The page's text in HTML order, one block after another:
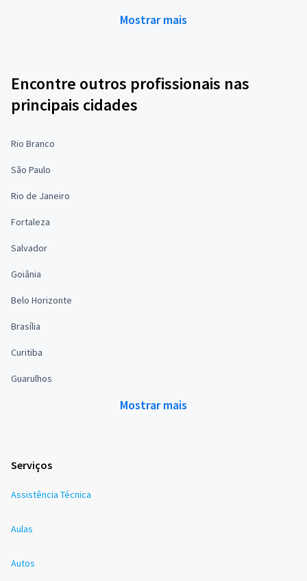
Mostrar mais
Encontre outros profissionais nas
principais cidades
Rio Branco
São Paulo
Rio de Janeiro
Fortaleza
Salvador
Goiânia
Belo Horizonte
Brasília
Curitiba
Guarulhos
Mostrar mais
Serviços
Assistência Técnica
Aulas
Autos